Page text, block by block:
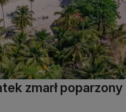
zmarł poparzony